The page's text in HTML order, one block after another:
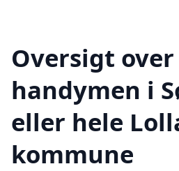
Oversigt over
handymen i
eller hele
kommune